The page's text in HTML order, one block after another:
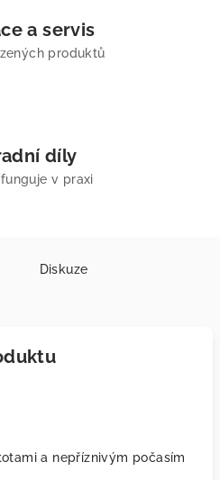
a servis
produktů
díly
v praxi
Diskuze
a nepříznivým počasím